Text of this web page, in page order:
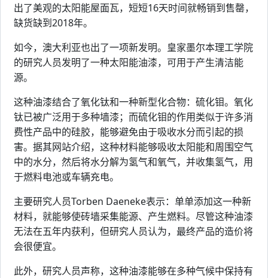
出了美观的太阳能屋面瓦，短短16天时间就畅销到售罄，
缺货缺到2018年。
如今，澳大利亚也出了一项新发明。皇家墨尔本理工学院
的研究人员发明了一种太阳能油漆，可用于产生清洁能
源。
这种油漆结合了氧化钛和一种新型化合物：硫化钼。氧化
钛已被广泛用于多种墙漆；而硫化钼的作用类似于许多消
费性产品中的硅胶，能够避免由于吸收水分而引起的损
害。据其网站介绍，这种材料能够吸收太阳能和周围空气
中的水分，然后将水分解为氢气和氧气，并收集氢气，用
于燃料电池或车辆充电。
主要研究人员Torben Daeneke表示：单单添加这一种新
材料，就能够使砖墙采集能源、产生燃料。尽管这种油漆
无法在五年内获利，但研究人员认为，最终产品的造价将
会很便宜。
此外，研究人员声称，这种油漆能够在多种气候中保持有